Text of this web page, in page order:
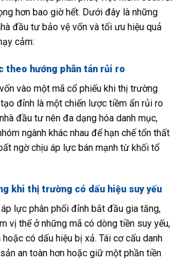
hơn bao giờ hết. Dưới đây là những
đầu tư bảo vệ vốn và tối ưu hiệu quả
cảm:
theo hướng phân tán rủi ro
vào một mã cổ phiếu khi thị trường
đỉnh là một chiến lược tiềm ẩn rủi ro
đầu tư nên đa dạng hóa danh mục,
ngành khác nhau để hạn chế tổn thất
ngờ chịu áp lực bán mạnh từ khối tổ
khi thị trường có dấu hiệu suy yếu
lực phân phối đỉnh bắt đầu gia tăng,
vị thế ở những mã có dòng tiền suy yếu,
có dấu hiệu bị xả. Tái cơ cấu danh
an toàn hơn hoặc giữ một phần tiền